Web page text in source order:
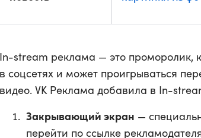
In-stream реклама — это проморолик,
в соцсетях и может проигрываться
видео. VK Реклама добавила в In-
Закрывающий экран —
перейти по ссылке